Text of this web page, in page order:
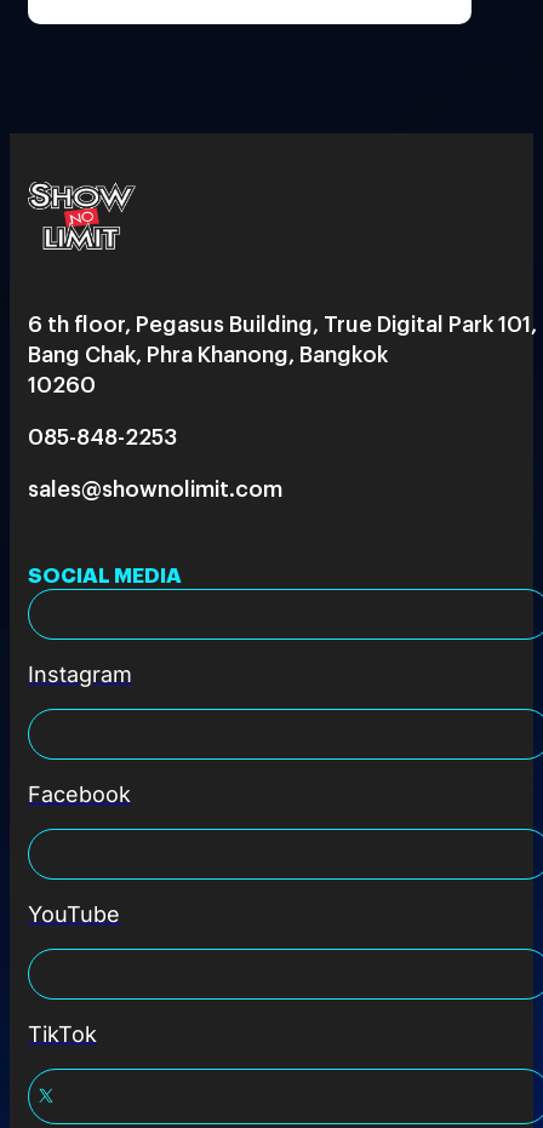
6 th floor, Pegasus Building, True Digital Park 101,
Bang Chak, Phra Khanong, Bangkok
10260
085-848-2253
sales@shownolimit.com
SOCIAL MEDIA
Instagram
Facebook
YouTube
TikTok